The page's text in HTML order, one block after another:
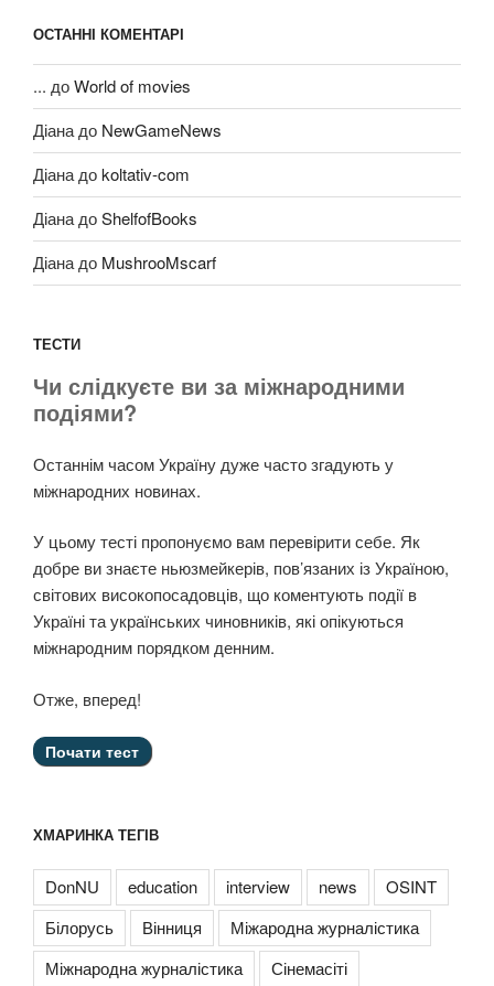
ОСТАННІ КОМЕНТАРІ
... доWorld of movies
Діана до NewGameNews
Діана доkoltativ-com
Діана доShelfofBooks
Діана до MushrooMscarf
ТЕСТИ
Чи слідкуєте ви за міжнародними
подіями?
Останнім часом Україну дуже часто згадують у
міжнародних новинах.
У цьому тесті пропонуємо вам перевірити себе. Як
добре ви знаєте ньюзмейкерів, пов’язаних із Україною,
світових високопосадовців, що коментують події в
Україні та українських чиновників, які опікуються
міжнародним порядком денним.
Отже, вперед!
ХМАРИНКА ТЕГІВ
DonNU education interview news
OSINT
Білорусь
Вінниця
Міжародна журналістика
Міжнародна журналістика
Сінемасіті